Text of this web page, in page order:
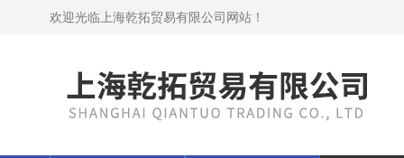
欢迎光临上海乾拓贸易有限公司网站！